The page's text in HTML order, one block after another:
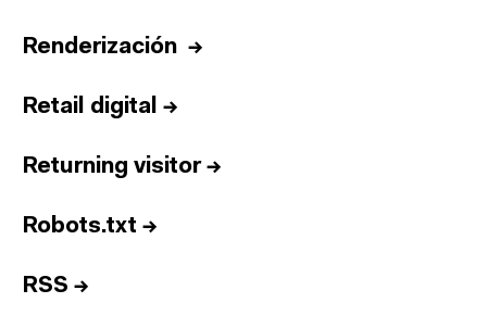
Renderización →
Retail digital →
Returning visitor→
Robots.txt →
RSS →